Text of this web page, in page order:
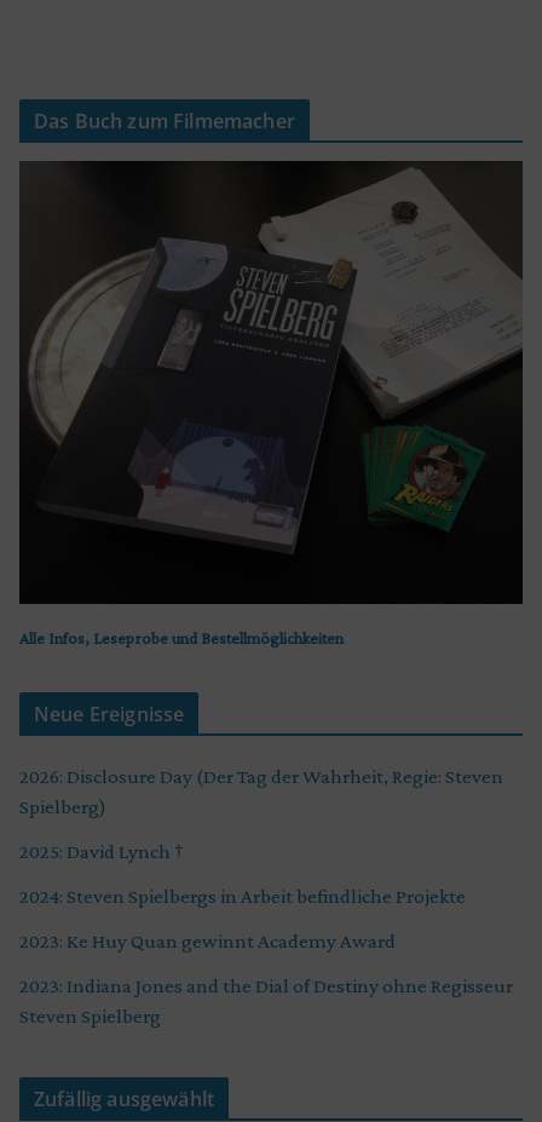
Das Buch zum Filmemacher
Alle Infos, Leseprobe und Bestellmöglichkeiten
Neue Ereignisse
2026: Disclosure Day (Der Tag der Wahrheit, Regie: Steven
Spielberg)
2025: David Lynch †
2024: Steven Spielbergs in Arbeit befindliche Projekte
2023: Ke Huy Quan gewinnt Academy Award
2023: Indiana Jones and the Dial of Destiny ohne Regisseur
Steven Spielberg
Zufällig ausgewählt